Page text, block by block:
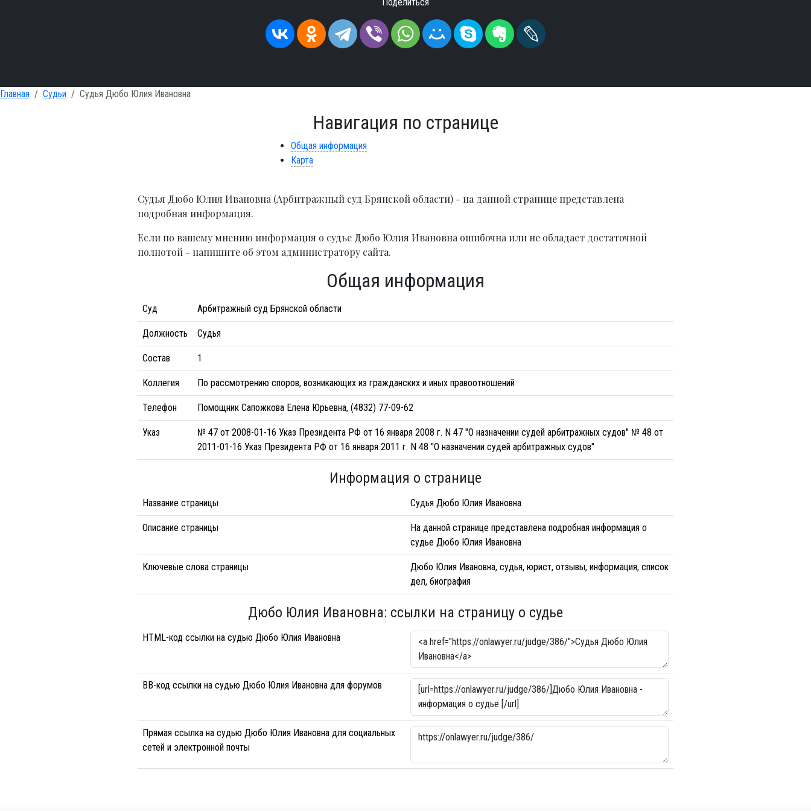
Главная Судьи Судья Дюбо Юлия Ивановна
Навигация по странице
Общая информация
Карта
Судья Дюбо Юлия Ивановна (Арбитражный суд Брянской области) - на данной странице представлена
подробная информация.
Если по вашему мнению информация о судье Дюбо Юлия Ивановна ошибочна или не обладает достаточной
полнотой - напишите об этом администратору сайта.
Общая информация
Суд Арбитражный суд Брянской области
Должность Судья
Состав 1
Коллегия По рассмотрению споров, возникающих из гражданских и иных правоотношений
Телефон Помощник Сапожкова Елена Юрьевна, (4832) 77-09-62
Указ
№ 47 от 2008-01-16 Указ Президента РФ от 16 января 2008 г. N 47 "О назначении судей арбитражных судов" № 48 от
2011-01-16 Указ Президента РФ от 16 января 2011 г. N 48 "О назначении судей арбитражных судов"
Информация о странице
Название страницы Судья Дюбо Юлия Ивановна
Описание страницы
На данной странице представлена подробная информация о
судье Дюбо Юлия Ивановна
Ключевые слова страницы
Дюбо Юлия Ивановна, судья, юрист, отзывы, информация, список
дел, биография
Дюбо Юлия Ивановна: ссылки на страницу о судье
HTML-код ссылки на судью Дюбо Юлия Ивановна
BB-код ссылки на судью Дюбо Юлия Ивановна для форумов
Прямая ссылка на судью Дюбо Юлия Ивановна для социальных
сетей и электронной почты